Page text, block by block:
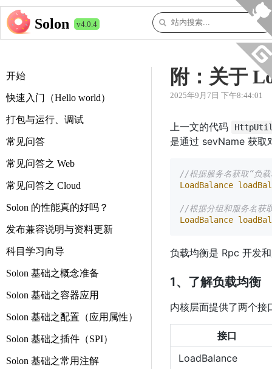
Solon v4.0.4
开始
快速入门（Hello world）
打包与运行、调试
常见问答
常见问答之 Web
常见问答之 Cloud
Solon 的性能真的好吗？
发布兼容说明与资料更新
科目学习向导
Solon 基础之概念准备
Solon 基础之容器应用
Solon 基础之配置（应用属性）
Solon 基础之插件（SPI）
Solon 基础之常用注解
附：关于
2025年9月7日 下午8:44:01
上一文的代码
是通过 sevName 获取
//根据服务名获取“负
LoadBalance
//根据分组和服务名获
LoadBalance
负载均衡是 Rpc 开发
1、了解负载均衡
内核层面提供了两个
接口
LoadBalance